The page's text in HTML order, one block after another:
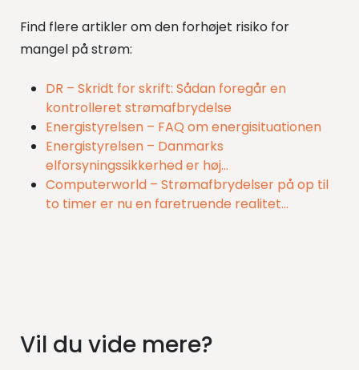
Find flere artikler om den forhøjet risiko for
mangel på strøm:
DR – Skridt for skrift: Sådan foregår en
kontrolleret strømafbrydelse
Energistyrelsen – FAQ om energisituationen
Energistyrelsen – Danmarks
elforsyningssikkerhed er høj…
Computerworld – Strømafbrydelser på op til
to timer er nu en faretruende realitet…
Vil du vide mere?